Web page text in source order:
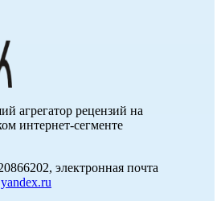
агрегатор рецензий на
интернет-сегменте
электронная почта